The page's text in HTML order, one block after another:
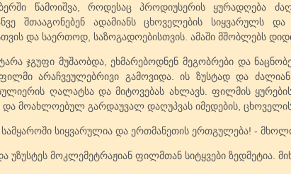
წამოიშვა, როდესაც პროდიუსერის ყურადღება
შთააგონებენ ადამიანს ცხოველების სიყვარულს
და საერთოდ, საზოგადოებისთვის. ამაში მშობლებს
ჯგუფი მუშაობდა, ეხმარებოდნენ მეგობრები და
არაჩვეულებრივი გამოვიდა. ის ზუსტად და ძალიან
ღალატსა და მიტოვებას ახლავს. ფილმის
მოახლოებულ გარდაუვალ დაღუპვას იმედების, ცხოველის,
სამყაროში სიყვარულია და ერთმანეთის ერთგულება! -
უზუსტეს მოკლემეტრაჟიან ფილმთან სიტყვები ზედმეტია.